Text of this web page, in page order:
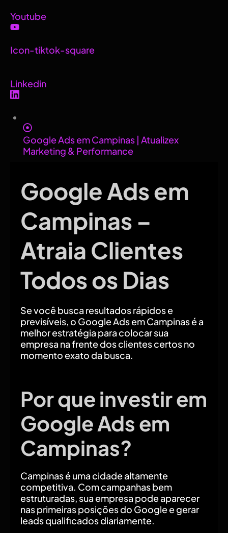
Youtube
Icon-tiktok-square
Linkedin
Google Ads em Campinas | Atualizex
Marketing & Performance
Google Ads em
Campinas –
Atraia Clientes
Todos os Dias
Se você busca resultados rápidos e
previsíveis, o Google Ads em Campinas é a
melhor estratégia para colocar sua
empresa na frente dos clientes certos no
momento exato da busca.
Por que investir em
Google Ads em
Campinas?
Campinas é uma cidade altamente
competitiva. Com campanhas bem
estruturadas, sua empresa pode aparecer
nas primeiras posições do Google e gerar
leads qualificados diariamente.